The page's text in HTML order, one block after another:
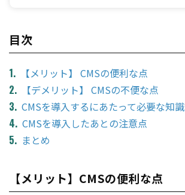
目次
【メリット】 CMSの便利な点
【デメリット】 CMSの不便な点
CMSを導入するにあたって必要な知識
CMSを導入したあとの注意点
まとめ
【メリット】CMSの便利な点